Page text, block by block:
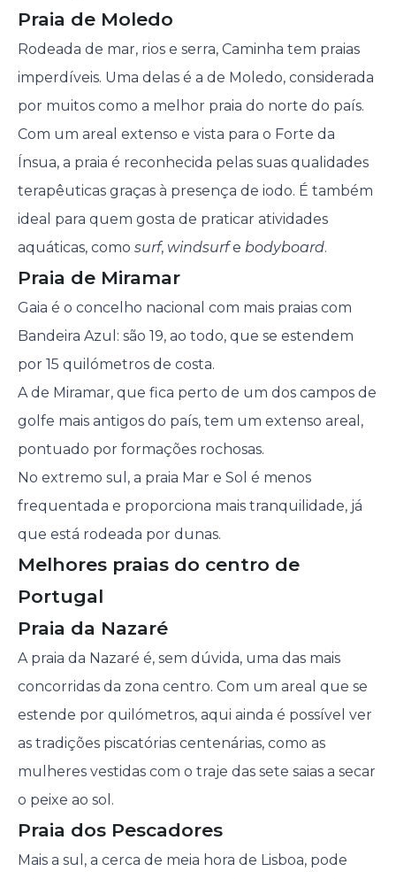
Praia de Moledo
Rodeada de mar, rios e serra, Caminha tem praias
imperdíveis. Uma delas é a de Moledo, considerada
por muitos como a melhor praia do norte do país.
Com um areal extenso e vista para o Forte da
Ínsua, a praia é reconhecida pelas suas qualidades
terapêuticas graças à presença de iodo. É também
ideal para quem gosta de praticar atividades
aquáticas, como surf, windsurfe bodyboard.
Praia de Miramar
Gaia é o concelho nacional com mais praias com
Bandeira Azul: são 19, ao todo, que se estendem
por 15 quilómetros de costa.
A de Miramar, que fica perto de um dos campos de
golfe mais antigos do país, tem um extenso areal,
pontuado por formações rochosas.
No extremo sul, a praia Mar e Sol é menos
frequentada e proporciona mais tranquilidade, já
que está rodeada por dunas.
Melhores praias do centro de
Portugal
Praia da Nazaré
A praia da Nazaré é, sem dúvida, uma das mais
concorridas da zona centro. Com um areal que se
estende por quilómetros, aqui ainda é possível ver
as tradições piscatórias centenárias, como as
mulheres vestidas com o traje das sete saias a secar
o peixe ao sol.
Praia dos Pescadores
Mais a sul, a cerca de meia hora de Lisboa, pode